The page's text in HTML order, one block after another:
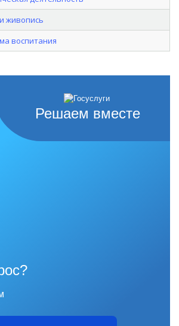
живопись
воспитания
Решаем вместе